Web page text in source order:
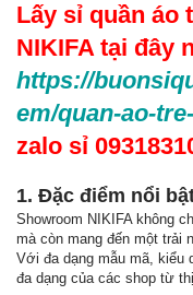
Lấy sỉ quần áo
NIKIFA tại đây
https://
em/quan-ao-
zalo sỉ
1. Đặc điểm nổi
Showroom NIKIFA không
mà còn mang đến một trải
Với đa dạng mẫu mã, kiểu
đa dạng của các shop từ